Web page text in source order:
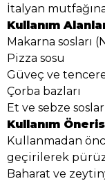
İtalyan
Kullanım
Makarna sosları
Pizza sosu
Güveç ve
Çorba bazları
Et ve sebze
Kullanım
Kullanmadan
geçirilerek
Baharat ve